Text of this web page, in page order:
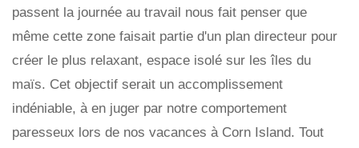
passent la journée au travail nous fait penser que
même cette zone faisait partie d'un plan directeur pour
créer le plus relaxant, espace isolé sur les îles du
maïs. Cet objectif serait un accomplissement
indéniable, à en juger par notre comportement
paresseux lors de nos vacances à Corn Island. Tout